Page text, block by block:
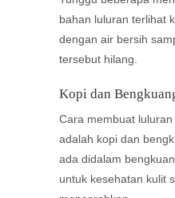
bahan luluran terlihat
dengan air bersih
tersebut hilang.
Kopi dan
Cara membuat
adalah kopi dan
ada didalam
untuk kesehatan kulit